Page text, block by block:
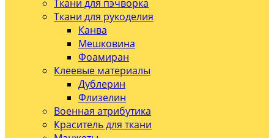
Ткани для пэчворка
Ткани для рукоделия
Канва
Мешковина
Фоамиран
Клеевые материалы
Дублерин
Флизелин
Военная атрибутика
Краситель для ткани